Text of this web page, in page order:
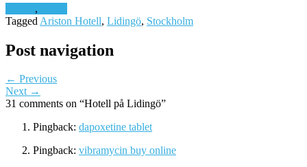
,
Tagged Ariston Hotell, Lidingö, Stockholm
Post navigation
← Previous
Next →
31 comments on “Hotell på Lidingö”
Pingback: dapoxetine tablet
Pingback: vibramycin buy online